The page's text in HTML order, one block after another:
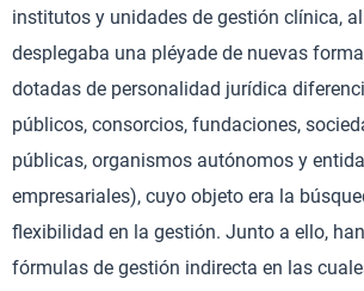
institutos y unidades de gestión clínica,
desplegaba una pléyade de nuevas
dotadas de personalidad jurídica
públicos, consorcios, fundaciones,
públicas, organismos autónomos y
empresariales), cuyo objeto era la
flexibilidad en la gestión. Junto a ello,
fórmulas de gestión indirecta en las